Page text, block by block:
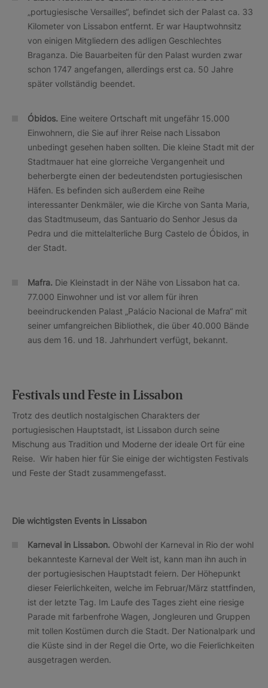
„portugiesische Versailles“, befindet sich der Palast ca. 33
Kilometer von Lissabon entfernt. Er war Hauptwohnsitz
von einigen Mitgliedern des adligen Geschlechtes
Braganza. Die Bauarbeiten für den Palast wurden zwar
schon 1747 angefangen, allerdings erst ca. 50 Jahre
später vollständig beendet.
Óbidos. Eine weitere Ortschaft mit ungefähr 15.000
Einwohnern, die Sie auf ihrer Reise nach Lissabon
unbedingt gesehen haben sollten. Die kleine Stadt mit der
Stadtmauer hat eine glorreiche Vergangenheit und
beherbergte einen der bedeutendsten portugiesischen
Häfen. Es befinden sich außerdem eine Reihe
interessanter Denkmäler, wie die Kirche von Santa Maria,
das Stadtmuseum, das Santuario do Senhor Jesus da
Pedra und die mittelalterliche Burg Castelo de Óbidos, in
der Stadt.
Mafra. Die Kleinstadt in der Nähe von Lissabon hat ca.
77.000 Einwohner und ist vor allem für ihren
beeindruckenden Palast „Palácio Nacional de Mafra“ mit
seiner umfangreichen Bibliothek, die über 40.000 Bände
aus dem 16. und 18. Jahrhundert verfügt, bekannt.
Festivals und Feste in Lissabon
Trotz des deutlich nostalgischen Charakters der
portugiesischen Hauptstadt, ist Lissabon durch seine
Mischung aus Tradition und Moderne der ideale Ort für eine
Reise. Wir haben hier für Sie einige der wichtigsten Festivals
und Feste der Stadt zusammengefasst.
Die wichtigsten Events in Lissabon
Karneval in Lissabon. Obwohl der Karneval in Rio der wohl
bekannteste Karneval der Welt ist, kann man ihn auch in
der portugiesischen Hauptstadt feiern. Der Höhepunkt
dieser Feierlichkeiten, welche im Februar/März stattfinden,
ist der letzte Tag. Im Laufe des Tages zieht eine riesige
Parade mit farbenfrohe Wagen, Jongleuren und Gruppen
mit tollen Kostümen durch die Stadt. Der Nationalpark und
die Küste sind in der Regel die Orte, wo die Feierlichkeiten
ausgetragen werden.